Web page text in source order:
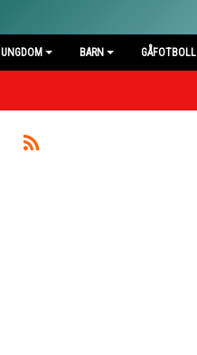
UNGDOM BARN GÅFOTBOLL